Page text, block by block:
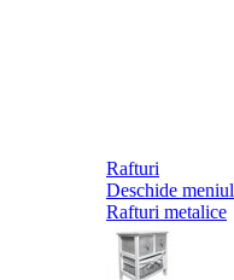
Rafturi
Deschide meniul
Rafturi metalice